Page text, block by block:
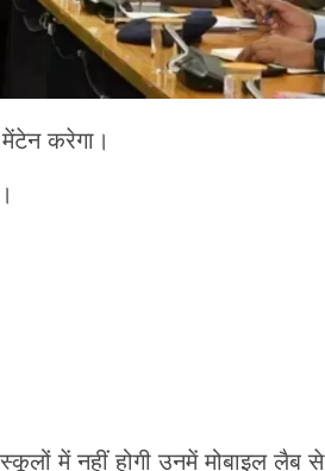
करेगा।
में नहीं होगी उनमें मोबाइल लैब से